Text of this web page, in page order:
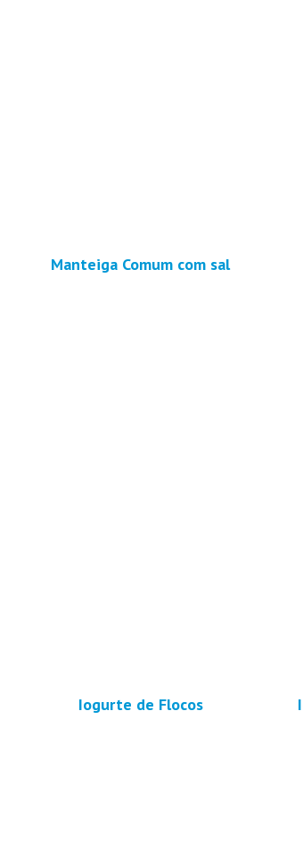
Manteiga Comum com sal
Iogurte de Flocos